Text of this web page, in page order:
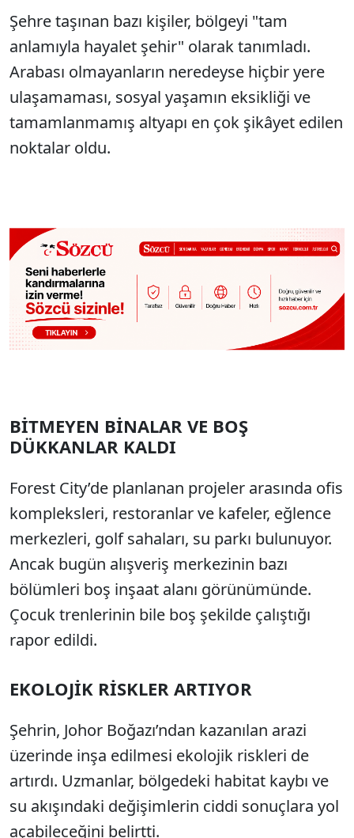
Şehre taşınan bazı kişiler, bölgeyi "tam
anlamıyla hayalet şehir" olarak tanımladı.
Arabası olmayanların neredeyse hiçbir yere
ulaşamaması, sosyal yaşamın eksikliği ve
tamamlanmamış altyapı en çok şikâyet edilen
noktalar oldu.
BİTMEYEN BİNALAR VE BOŞ
DÜKKANLAR KALDI
Forest City’de planlanan projeler arasında ofis
kompleksleri, restoranlar ve kafeler, eğlence
merkezleri, golf sahaları, su parkı bulunuyor.
Ancak bugün alışveriş merkezinin bazı
bölümleri boş inşaat alanı görünümünde.
Çocuk trenlerinin bile boş şekilde çalıştığı
rapor edildi.
EKOLOJİK RİSKLER ARTIYOR
Şehrin, Johor Boğazı’ndan kazanılan arazi
üzerinde inşa edilmesi ekolojik riskleri de
artırdı. Uzmanlar, bölgedeki habitat kaybı ve
su akışındaki değişimlerin ciddi sonuçlara yol
açabileceğini belirtti.